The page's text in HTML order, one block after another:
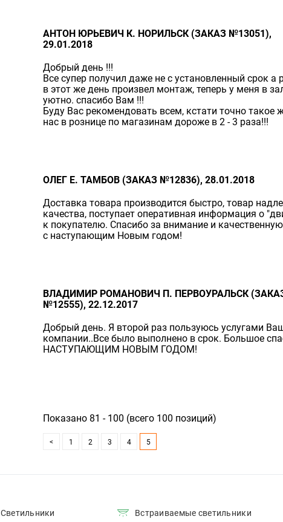
АНТОН ЮРЬЕВИЧ К. НОРИЛЬСК (ЗАКАЗ №13051),
29.01.2018
Добрый день !!!
Все супер получил даже не с установленный срок а
в этот же день произвел монтаж, теперь у меня в
уютно. спасибо Вам !!!
Буду Вас рекомендовать всем, кстати точно такое
нас в рознице по магазинам дороже в 2 - 3 раза!!!
ОЛЕГ Е. ТАМБОВ (ЗАКАЗ №12836), 28.01.2018
Доставка товара производится быстро, товар
качества, поступает оперативная информация о
к покупателю. Спасибо за внимание и
с наступающим Новым годом!
ВЛАДИМИР РОМАНОВИЧ П. ПЕРВОУРАЛЬСК
№12555), 22.12.2017
Добрый день. Я второй раз пользуюсь услугами
компании..Все было выполнено в срок. Большое
НАСТУПАЮЩИМ НОВЫМ ГОДОМ!
Показано 81 - 100 (всего 100 позиций)
< 1 2 3 4 5
Светильники Встраиваемые светильники